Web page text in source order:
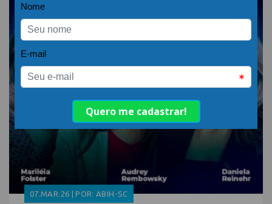
07.MAR.26 | POR: ABIH-SC